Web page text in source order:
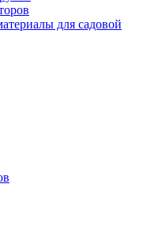
для садовой